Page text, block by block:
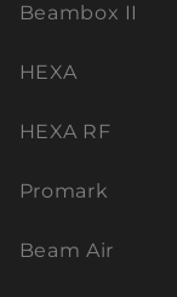
Beambox II
HEXA
HEXA RF
Promark
Beam Air